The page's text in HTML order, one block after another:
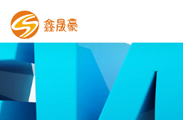
鑫晟豪首页
产品中心
工程案例
膜结构车棚
污水池反吊膜加盖
鑫晟豪资讯
关于鑫晟豪
联系鑫晟豪